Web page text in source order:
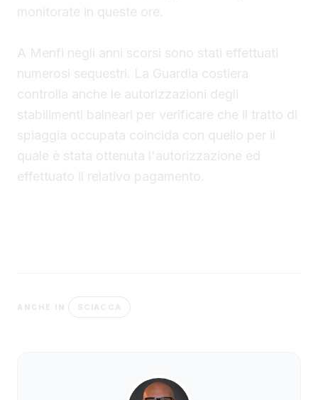
monitorate in queste ore.
A Menfi negli anni scorsi sono stati effettuati
numerosi sequestri. La Guardia costiera
controlla anche le autorizzazioni degli
stabilimenti balneari per verificare che il tratto di
spiaggia occupata coincida con quello per il
quale è stata ottenuta l'autorizzazione ed
effettuato il relativo pagamento.
ANCHE IN SCIACCA